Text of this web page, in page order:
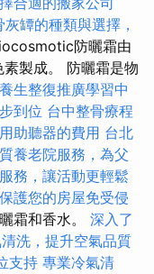
灰罈的種類與選擇，
防曬霜由
製成。 防曬霜是物
養生整復推廣學習中
到位 台中整骨療程
助聽器的費用 台北
養老院服務，為父
務，讓活動更輕鬆
護您的房屋免受侵
霜和香水。 深入了
洗，提升空氣品質
支持 專業冷氣清